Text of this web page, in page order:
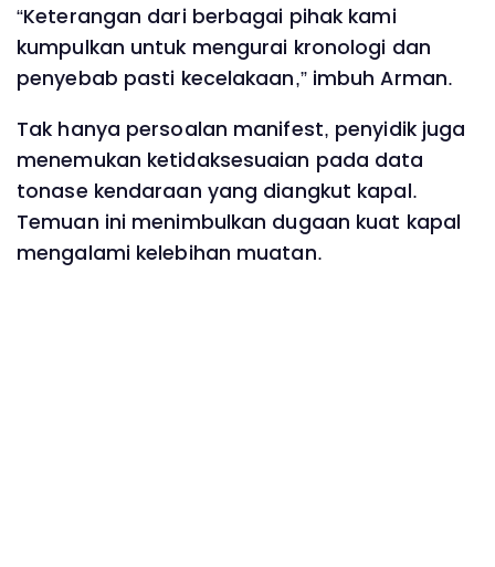
“Keterangan dari berbagai pihak kami
kumpulkan untuk mengurai kronologi dan
penyebab pasti kecelakaan,” imbuh Arman.
Tak hanya persoalan manifest, penyidik juga
menemukan ketidaksesuaian pada data
tonase kendaraan yang diangkut kapal.
Temuan ini menimbulkan dugaan kuat kapal
mengalami kelebihan muatan.